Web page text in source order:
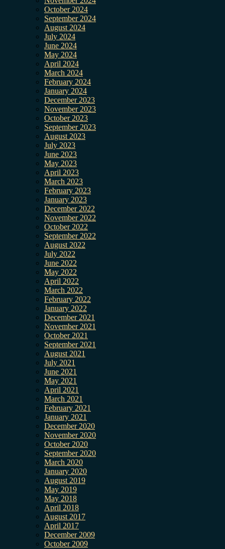
October 2024
September 2024
August 2024
July 2024
June 2024
May 2024
April 2024
March 2024
February 2024
January 2024
December 2023
November 2023
October 2023
September 2023
August 2023
July 2023
June 2023
May 2023
April 2023
March 2023
February 2023
January 2023
December 2022
November 2022
October 2022
September 2022
August 2022
July 2022
June 2022
May 2022
April 2022
March 2022
February 2022
January 2022
December 2021
November 2021
October 2021
September 2021
August 2021
July 2021
June 2021
May 2021
April 2021
March 2021
February 2021
January 2021
December 2020
November 2020
October 2020
September 2020
March 2020
January 2020
August 2019
May 2019
May 2018
April 2018
August 2017
April 2017
December 2009
October 2009